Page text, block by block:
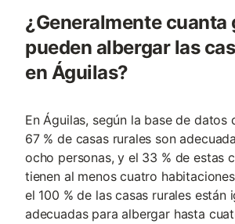
¿Generalmente cuanta
pueden albergar las
en Águilas?
En Águilas, según la base de datos
67 % de casas rurales son
ocho personas, y el 33 % de estas
tienen al menos cuatro
el 100 % de las casas rurales están
adecuadas para albergar hasta